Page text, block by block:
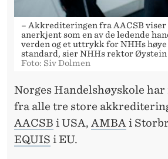
– Akkrediteringen fra AACSB viser
anerkjent som en av de ledende
verden og et uttrykk for NHHs
standard, sier NHHs rektor Øystein
Foto: Siv Dolmen
Norges Handelshøyskole
fra alle tre store
AACSB i USA, AMBA i
EQUIS i EU.